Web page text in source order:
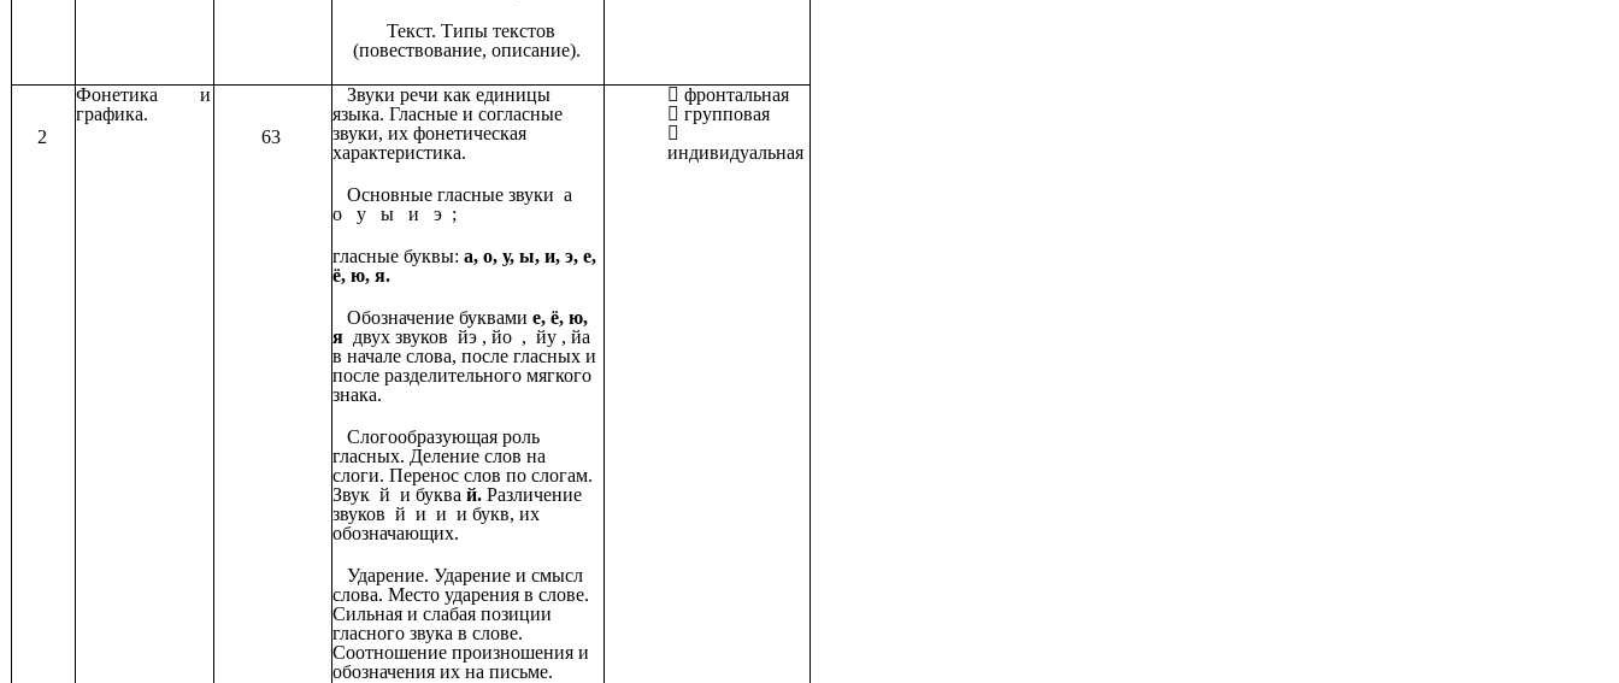
Текст. Типы текстов
(повествование, описание).
2
Фонетика и
графика.
63
Звуки речи как единицы
языка. Гласные и согласные
звуки, их фонетическая
характеристика.
Основные гласные звуки а
о у ы и э ;
гласные буквы: а, о, у, ы, и, э, е,
ё, ю, я.
Обозначение буквами е, ё, ю,
я двух звуков йэ , йо , йу , йа
в начале слова, после гласных и
после разделительного мягкого
знака.
Слогообразующая роль
гласных. Деление слов на
слоги. Перенос слов по слогам.
Звук й и буква й. Различение
звуков й и и и букв, их
обозначающих.
Ударение. Ударение и смысл
слова. Место ударения в слове.
Сильная и слабая позиции
гласного звука в слове.
Соотношение произношения и
обозначения их на письме.
фронтальная
групповая
индивидуальная